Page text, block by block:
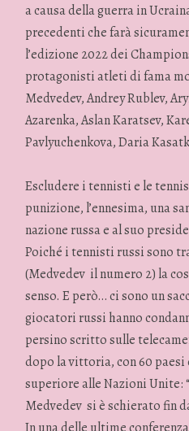
a causa della guerra in
precedenti che farà
l’edizione 2022 dei
protagonisti atleti di fama
Medvedev, Andrey Rublev,
Azarenka, Aslan Karatsev,
Pavlyuchenkova, Daria
Escludere i tennisti e le
punizione, l’ennesima, una
nazione russa e al suo
Poiché i tennisti russi sono
(Medvedev il numero 2) la
senso. E però… ci sono un
giocatori russi hanno
persino scritto sulle
dopo la vittoria, con 60
superiore alle Nazioni Unite:
Medvedev si è schierato fin